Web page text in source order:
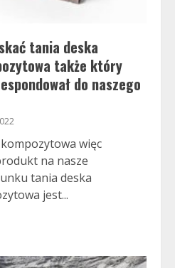
tania deska
także który
do naszego
więc
na nasze
tania deska
jest...